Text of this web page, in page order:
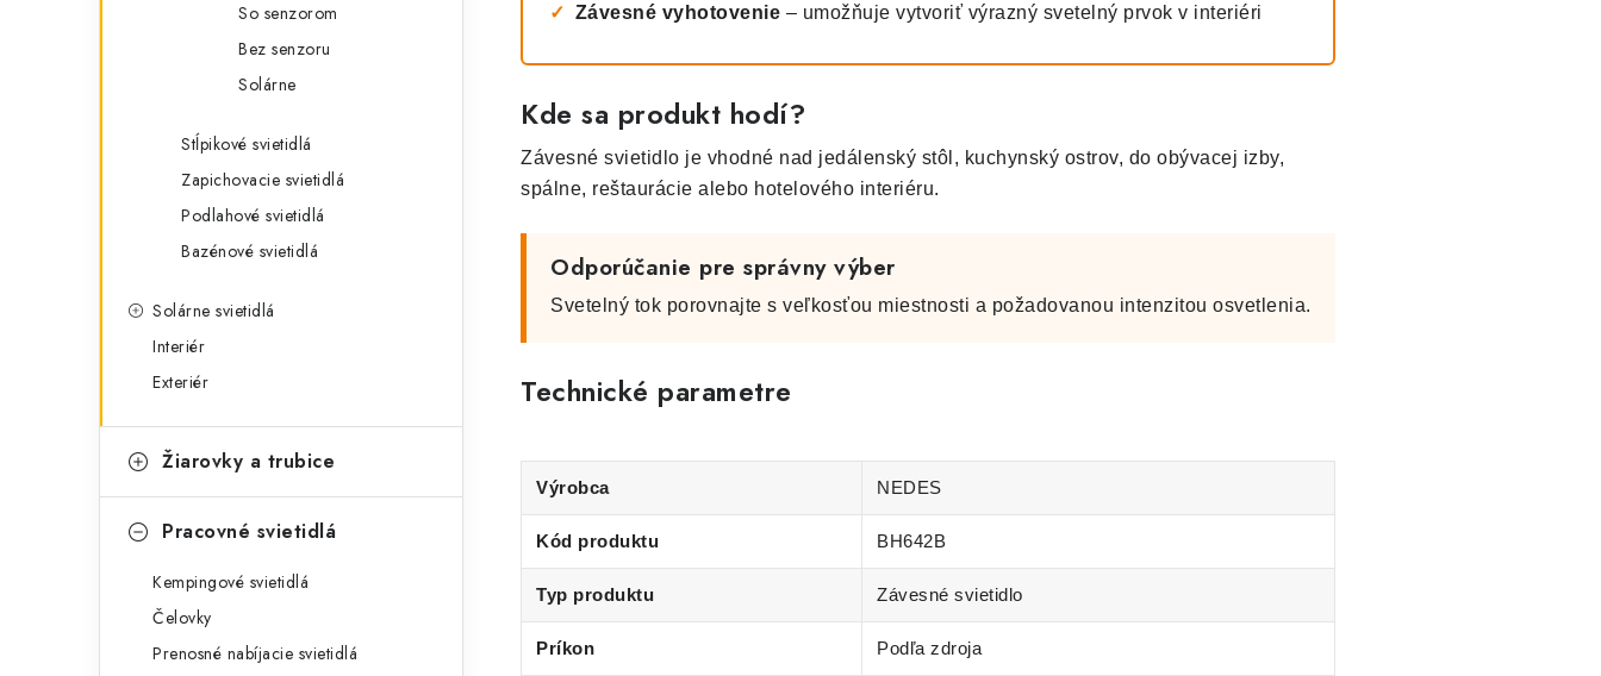
So senzorom
Bez senzoru
Solárne
Stĺpikové svietidlá
Zapichovacie svietidlá
Podlahové svietidlá
Bazénové svietidlá
Solárne svietidlá
Interiér
Exteriér
Žiarovky a trubice
Pracovné svietidlá
Kempingové svietidlá
Čelovky
Prenosné nabíjacie svietidlá
✓ Závesné vyhotovenie – umožňuje vytvoriť výrazný svetelný prvok v interiéri
Kde sa produkt hodí?
Závesné svietidlo je vhodné nad jedálenský stôl, kuchynský ostrov, do obývacej izby,
spálne, reštaurácie alebo hotelového interiéru.
Odporúčanie pre správny výber
Svetelný tok porovnajte s veľkosťou miestnosti a požadovanou intenzitou osvetlenia.
Technické parametre
Výrobca NEDES
Kód produktu BH642B
Typ produktu Závesné svietidlo
Príkon Podľa zdroja